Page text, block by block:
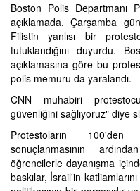
Boston Polis Departmanı
açıklamada, Çarşamba
Filistin yanlısı bir
tutuklandığını duyurdu.
açıklamasına göre bu
polis memuru da yaralandı.
CNN muhabiri
güvenliğini sağlıyoruz" diye
Protestoların
sonuçlanmasının
öğrencilerle dayanışma
baskılar, İsrail'in